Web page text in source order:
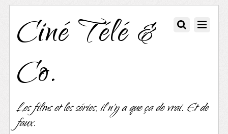
Ciné Télé &
Co.
Les films et les séries, il n'y a que ça de vrai. Et de
faux.